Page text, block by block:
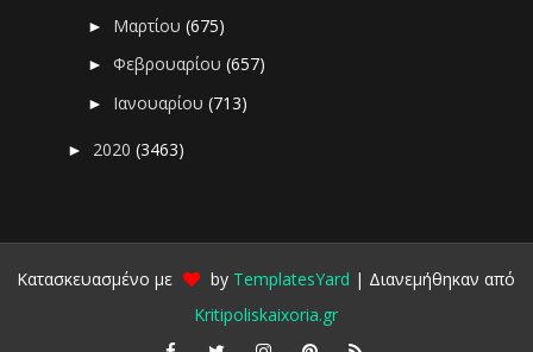
► Μαρτίου(675)
►Φεβρουαρίου(657)
► Ιανουαρίου(713)
► 2020(3463)
Κατασκευασμένο με by TemplatesYard | Διανεμήθηκαν από
Kritipoliskaixoria.gr